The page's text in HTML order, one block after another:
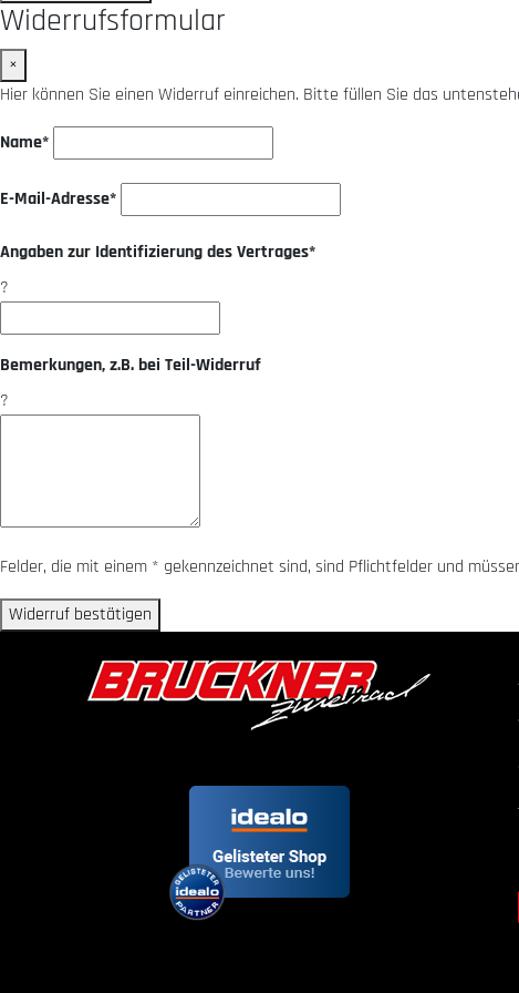
Widerrufsformular
×
Hier können Sie einen Widerruf einreichen. Bitte füllen Sie das
Name*
E-Mail-Adresse*
Angaben zur Identifizierung des Vertrages*
?
Bemerkungen, z.B. bei Teil-Widerruf
?
Felder, die mit einem * gekennzeichnet sind, sind Pflichtfelder und
Widerruf bestätigen